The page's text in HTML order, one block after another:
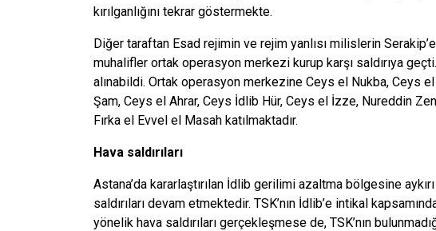
kırılganlığını tekrar göstermekte.
Diğer taraftan Esad rejimin ve rejim yanlısı milislerin
muhalifler ortak operasyon merkezi kurup karşı saldırıya
alınabildi. Ortak operasyon merkezine Ceys el Nukba, Ceys
Şam, Ceys el Ahrar, Ceys İdlib Hür, Ceys el İzze, Nureddin
Fırka el Evvel el Masah katılmaktadır.
Hava saldırıları
Astana’da kararlaştırılan İdlib gerilimi azaltma bölgesine
saldırıları devam etmektedir. TSK’nın İdlib’e intikal
yönelik hava saldırıları gerçekleşmese de, TSK’nın